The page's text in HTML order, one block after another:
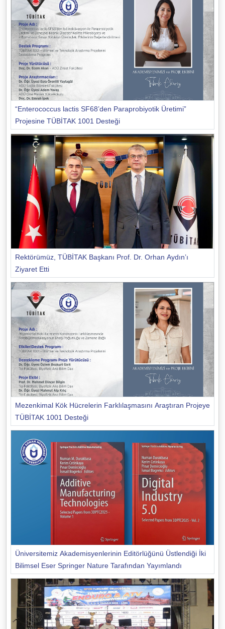
“Enterococcus lactis SF68’den Paraprobiyotik Üretimi”
Projesine TÜBİTAK 1001 Desteği
Rektörümüz, TÜBİTAK Başkanı Prof. Dr. Orhan Aydın’ı
Ziyaret Etti
Mezenkimal Kök Hücrelerin Farklılaşmasını Araştıran Projeye
TÜBİTAK 1001 Desteği
Üniversitemiz Akademisyenlerinin Editörlüğünü Üstlendiği İki
Bilimsel Eser Springer Nature Tarafından Yayımlandı